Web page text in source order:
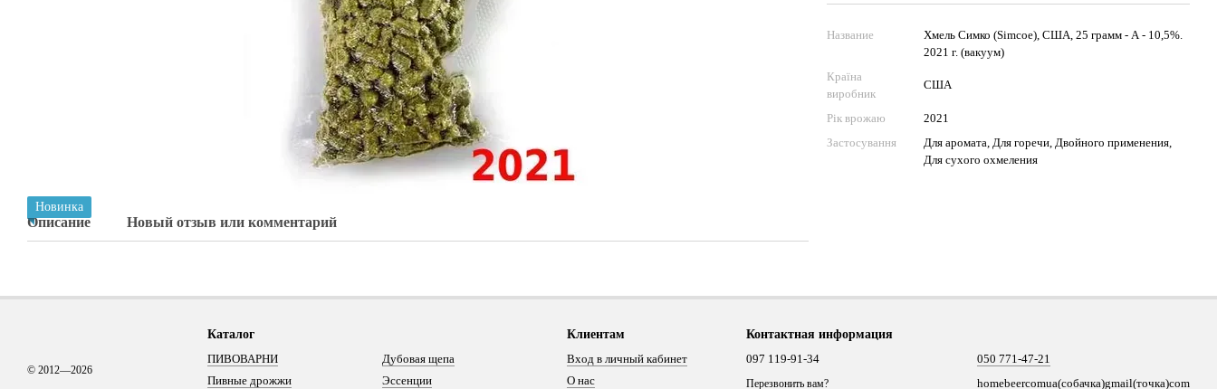
Новинка
Описание Новый отзыв или комментарий
Название
Хмель Симко (Simcoe), США, 25 грамм - А - 10,5%.
2021 г. (вакуум)
Країна
виробник
США
Рік врожаю
2021
Застосування
Для аромата, Для горечи, Двойного применения,
Для сухого охмеления
© 2012—2026
Каталог
ПИВОВАРНИ
Пивные дрожжи
Дубовая щепа
Эссенции
Клиентам
Вход в личный кабинет
О нас
Контактная информация
097 119-91-34
Перезвонить вам?
050 771-47-21
homebeercomua(собачка)gmail(точка)com